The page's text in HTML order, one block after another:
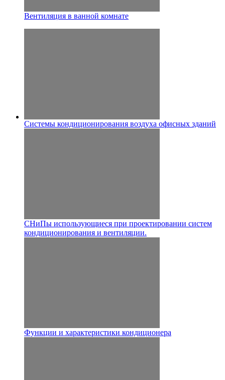
Вентиляция в ванной комнате
Системы кондиционирования воздуха офисных зданий
СНиПы использующиеся при проектировании систем
кондиционирования и вентиляции.
Функции и характеристики кондиционера